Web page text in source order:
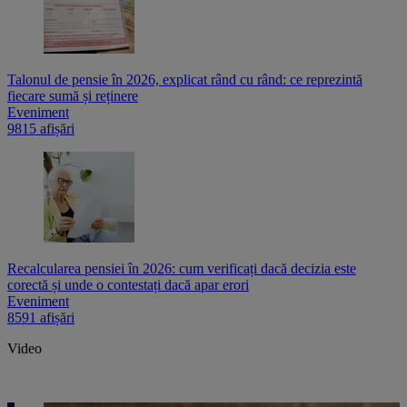
Talonul de pensie în 2026, explicat rând cu rând: ce reprezintă
fiecare sumă și reținere
Eveniment
9815 afișări
Recalcularea pensiei în 2026: cum verificați dacă decizia este
corectă și unde o contestați dacă apar erori
Eveniment
8591 afișări
Video